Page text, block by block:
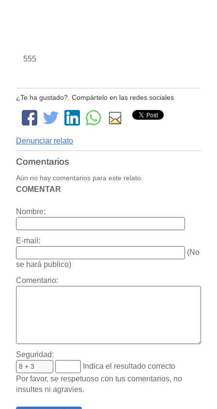
555
¿Te ha gustado?. Compártelo en las redes sociales
Denunciar relato
Comentarios
Aún no hay comentarios para este relato.
COMENTAR
Nombre:
E-mail:
(No
se hará publico)
Comentario:
Seguridad:
Indica el resultado correcto
Por favor, se respetuoso con tus comentarios, no
insultes ni agravies.